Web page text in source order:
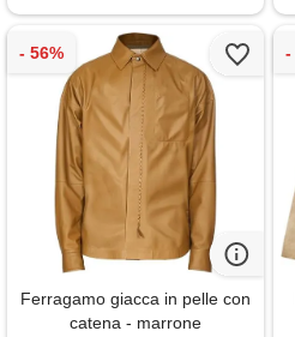
Ferragamo giacca in pelle con
catena - marrone